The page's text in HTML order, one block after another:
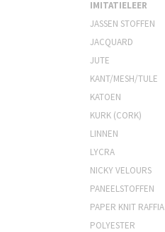
IMITATIELEER
JASSEN STOFFEN
JACQUARD
JUTE
KANT/MESH/TULE
KATOEN
KURK (CORK)
LINNEN
LYCRA
NICKY VELOURS
PANEELSTOFFEN
PAPER KNIT RAFFIA
POLYESTER